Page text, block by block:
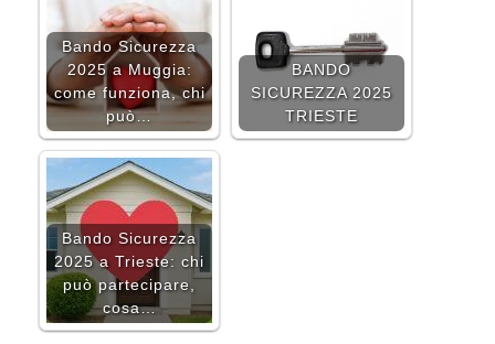
Bando Sicurezza
2025 a Muggia:
come funziona, chi
può…
BANDO
SICUREZZA 2025
TRIESTE
Bando Sicurezza
2025 a Trieste: chi
può partecipare,
cosa…